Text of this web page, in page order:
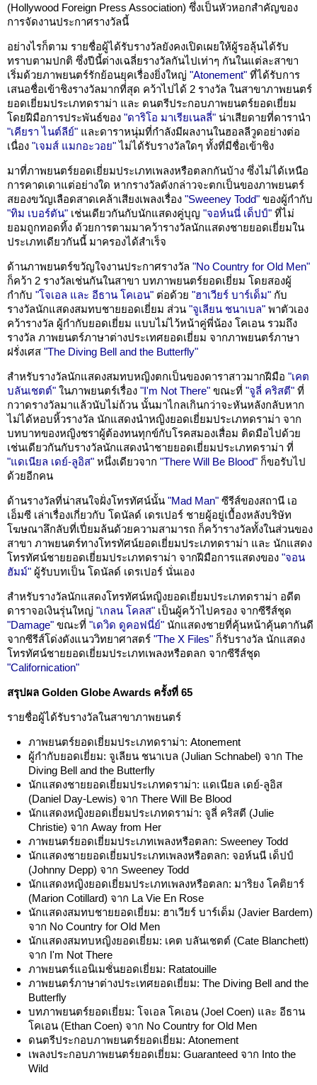
(Hollywood Foreign Press Association) ซึ่งเป็นหัวหอกสำคัญของ
การจัดงานประกาศรางวัลนี้
อย่างไรก็ตาม รายชื่อผู้ได้รับรางวัลยังคงเปิดเผยให้ผู้รอลุ้นได้รับ
ทราบตามปกติ ซึ่งปีนี้ต่างเฉลี่ยรางวัลกันไปเท่าๆ กันในแต่ละสาขา
เริ่มด้วยภาพยนตร์รักย้อนยุคเรื่องยิ่งใหญ่ "Atonement" ที่ได้รับการ
เสนอชื่อเข้าชิงรางวัลมากที่สุด คว้าไปได้ 2 รางวัล ในสาขาภาพยนตร์
ยอดเยี่ยมประเภทดราม่า และ ดนตรีประกอบภาพยนตร์ยอดเยี่ยม
โดยฝีมือการประพันธ์ของ "ดาริโอ มาเรียเนลลี่" น่าเสียดายที่ดารานำ
"เคียรา ไนต์ลีย์" และดาราหนุ่มที่กำลังมีผลงานในฮอลลีวูดอย่างต่อ
เนื่อง "เจมส์ แมกอะวอย"ไม่ได้รับรางวัลใดๆ ทั้งที่มีชื่อเข้าชิง
มาที่ภาพยนตร์ยอดเยี่ยมประเภทเพลงหรือตลกกันบ้าง ซึ่งไม่ได้เหนือ
การคาดเดาแต่อย่างใด หากรางวัลดังกล่าวจะตกเป็นของภาพยนตร์
สยองขวัญเลือดสาดเคล้าเสียงเพลงเรื่อง "Sweeney Todd" ของผู้กำกับ
"ทิม เบอร์ตัน" เช่นเดียวกันกับนักแสดงคู่บุญ "จอห์นนี่ เด็ปป์" ที่ไม่
ยอมถูกทอดทิ้ง ด้วยการตามมาคว้ารางวัลนักแสดงชายยอดเยี่ยมใน
ประเภทเดียวกันนี้ มาครองได้สำเร็จ
ด้านภาพยนตร์ขวัญใจงานประกาศรางวัล "No Country for Old Men"
ก็คว้า 2 รางวัลเช่นกันในสาขา บทภาพยนตร์ยอดเยี่ยม โดยสองผู้
กำกับ "โจเอล และ อีธาน โคเอน" ต่อด้วย "ฮาเวียร์ บาร์เด็ม" กับ
รางวัลนักแสดงสมทบชายยอดเยี่ยม ส่วน "จูเลียน ชนาเบล" พาตัวเอง
คว้ารางวัล ผู้กำกับยอดเยี่ยม แบบไม่ไว้หน้าคู่พี่น้อง โคเอน รวมถึง
รางวัล ภาพยนตร์ภาษาต่างประเทศยอดเยี่ยม จากภาพยนตร์ภาษา
ฝรั่งเศส "The Diving Bell and the Butterfly"
สำหรับรางวัลนักแสดงสมทบหญิงตกเป็นของดาราสาวมากฝีมือ "เคต
บลันเชตต์" ในภาพยนตร์เรื่อง "I'm Not There" ขณะที่ "จูลี่ คริสตี" ที่
กวาดรางวัลมาแล้วนับไม่ถ้วน นั้นมาไกลเกินกว่าจะหันหลังกลับหาก
ไม่ได้หอบหิ้วรางวัล นักแสดงนำหญิงยอดเยี่ยมประเภทดราม่า จาก
บทบาทของหญิงชราผู้ต้องทนทุกข์กับโรคสมองเสื่อม ติดมือไปด้วย
เช่นเดียวกันกับรางวัลนักแสดงนำชายยอดเยี่ยมประเภทดราม่า ที่
"แดเนียล เดย์-ลูอิส" หนึ่งเดียวจาก "There Will Be Blood" ก็ขอรับไป
ด้วยอีกคน
ด้านรางวัลที่น่าสนใจฝั่งโทรทัศน์นั้น "Mad Man" ซีรีส์ของสถานี เอ
เอ็มซี เล่าเรื่องเกี่ยวกับ โดนัลด์ เดรเปอร์ ชายผู้อยู่เบื้องหลังบริษัท
โฆษณาลึกลับที่เปี่ยมล้นด้วยความสามารถ ก็คว้ารางวัลทั้งในส่วนของ
สาขา ภาพยนตร์ทางโทรทัศน์ยอดเยี่ยมประเภทดราม่า และ นักแสดง
โทรทัศน์ชายยอดเยี่ยมประเภทดราม่า จากฝีมือการแสดงของ "จอน
ฮัมม์" ผู้รับบทเป็น โดนัลด์ เดรเปอร์ นั่นเอง
สำหรับรางวัลนักแสดงโทรทัศน์หญิงยอดเยี่ยมประเภทดราม่า อดีต
ดาราจอเงินรุ่นใหญ่ "เกลน โคลส" เป็นผู้คว้าไปครอง จากซีรีส์ชุด
"Damage" ขณะที่ "เดวิด ดูคอฟนี่ย์" นักแสดงชายที่คุ้นหน้าคุ้นตากันดี
จากซีรีส์โด่งดังแนววิทยาศาสตร์ "The X Files" ก็รับรางวัล นักแสดง
โทรทัศน์ชายยอดเยี่ยมประเภทเพลงหรือตลก จากซีรีส์ชุด
"Californication"
สรุปผล Golden Globe Awards ครั้งที่ 65
รายชื่อผู้ได้รับรางวัลในสาขาภาพยนตร์
ภาพยนตร์ยอดเยี่ยมประเภทดราม่า: Atonement
ผู้กำกับยอดเยี่ยม: จูเลียน ชนาเบล (Julian Schnabel) จาก The
Diving Bell and the Butterfly
นักแสดงชายยอดเยี่ยมประเภทดราม่า: แดเนียล เดย์-ลูอิส
(Daniel Day-Lewis) จาก There Will Be Blood
นักแสดงหญิงยอดเยี่ยมประเภทดราม่า: จูลี่ คริสตี (Julie
Christie) จาก Away from Her
ภาพยนตร์ยอดเยี่ยมประเภทเพลงหรือตลก: Sweeney Todd
นักแสดงชายยอดเยี่ยมประเภทเพลงหรือตลก: จอห์นนี เด็ปป์
(Johnny Depp) จาก Sweeney Todd
นักแสดงหญิงยอดเยี่ยมประเภทเพลงหรือตลก: มาริยง โคติยาร์
(Marion Cotillard) จาก La Vie En Rose
นักแสดงสมทบชายยอดเยี่ยม: ฮาเวียร์ บาร์เด็ม (Javier Bardem)
จาก No Country for Old Men
นักแสดงสมทบหญิงยอดเยี่ยม: เคต บลันเชตต์ (Cate Blanchett)
จาก I'm Not There
ภาพยนตร์แอนิเมชั่นยอดเยี่ยม: Ratatouille
ภาพยนตร์ภาษาต่างประเทศยอดเยี่ยม: The Diving Bell and the
Butterfly
บทภาพยนตร์ยอดเยี่ยม: โจเอล โคเอน (Joel Coen) และ อีธาน
โคเอน (Ethan Coen) จาก No Country for Old Men
ดนตรีประกอบภาพยนตร์ยอดเยี่ยม: Atonement
เพลงประกอบภาพยนตร์ยอดเยี่ยม: Guaranteed จาก Into the
Wild